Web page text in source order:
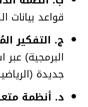
قواعد بيانات
ج. التفكير
البرمجية)
جديدة
د. أنظمة